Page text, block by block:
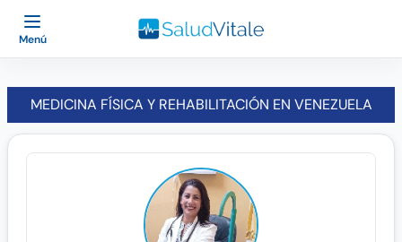
Menú
MEDICINA FÍSICA Y REHABILITACIÓN EN VENEZUELA